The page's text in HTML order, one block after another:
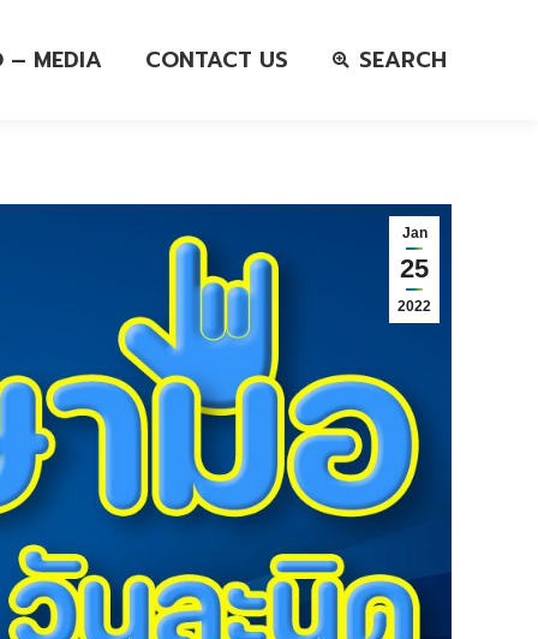
– MEDIA CONTACT US SEARCH
Jan
25
2022